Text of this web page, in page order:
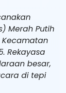
Merah Putih
Kecamatan
Rekayasa
besar,
di tepi